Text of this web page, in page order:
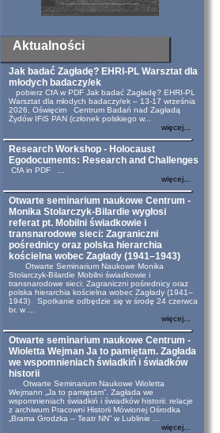
Aktualności
Jak badać Zagładę? EHRI-PL Warsztat dla
młodych badaczy/ek
pobierz CfA w PDF Jak badać Zagładę? EHRI-PL
Warsztat dla młodych badaczy/ek – 13-17 września
2026, Oświęcim Centrum Badań nad Zagładą
Żydów IFiS PAN (członek polskiego w...
więcej...
Research Workshop - Holocaust
Egodocuments: Research and Challenges
CfA in PDF ...
więcej...
Otwarte seminarium naukowe Centrum -
Monika Stolarczyk-Bilardie wygłosi
referat pt. Mobilni świadkowie i
transnarodowe sieci: Zagraniczni
pośrednicy oraz polska hierarchia
kościelna wobec Zagłady (1941–1943)
Otwarte Seminarium Naukowe Monika
Stolarczyk-Bilardie Mobilni świadkowie i
transnarodowe sieci: Zagraniczni pośrednicy oraz
polska hierarchia kościelna wobec Zagłady (1941–
1943) Spotkanie odbędzie się w środę 24 czerwca
br. w ...
więcej...
Otwarte seminarium naukowe Centrum -
Wioletta Wejman Ja to pamiętam. Zagłada
we wspomnieniach świadkiń i świadków
historii
Otwarte Seminarium Naukowe Wioletta
Wejmann „Ja to pamiętam”. Zagłada we
wspomnieniach świadkiń i świadków historii: relacje
z archiwum Pracowni Historii Mówionej Ośrodka
„Brama Grodzka – Teatr NN” w Lublinie ...
więcej...